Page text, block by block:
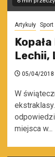
Artykuły Sport
Lechii,
05/04/2018
W
miejsca w...